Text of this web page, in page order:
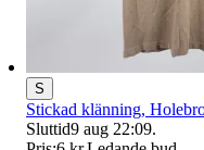
S
Stickad klänning,
Sluttid9 aug 22:09.